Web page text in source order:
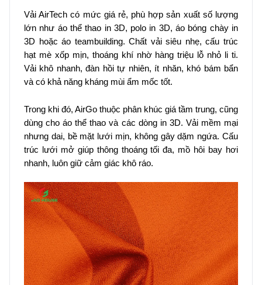
Vải AirTech có mức giá rẻ, phù hợp sản xuất số lượng
lớn như áo thể thao in 3D, polo in 3D, áo bóng chày in
3D hoặc áo teambuilding. Chất vải siêu nhẹ, cấu trúc
hạt mè xốp mịn, thoáng khí nhờ hàng triệu lỗ nhỏ li ti.
Vải khô nhanh, đàn hồi tự nhiên, ít nhăn, khó bám bẩn
và có khả năng kháng mùi ẩm mốc tốt.
Trong khi đó, AirGo thuộc phân khúc giá tầm trung, cũng
dùng cho áo thể thao và các dòng in 3D. Vải mềm mại
nhưng dai, bề mặt lưới mịn, không gây dặm ngứa. Cấu
trúc lưới mở giúp thông thoáng tối đa, mồ hôi bay hơi
nhanh, luôn giữ cảm giác khô ráo.